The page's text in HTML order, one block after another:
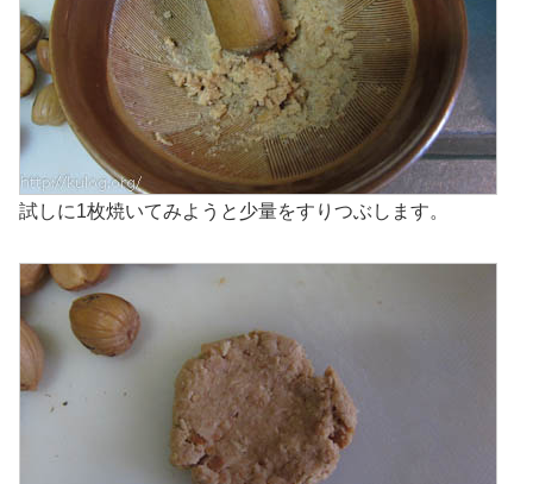
試しに1枚焼いてみようと少量をすりつぶします。